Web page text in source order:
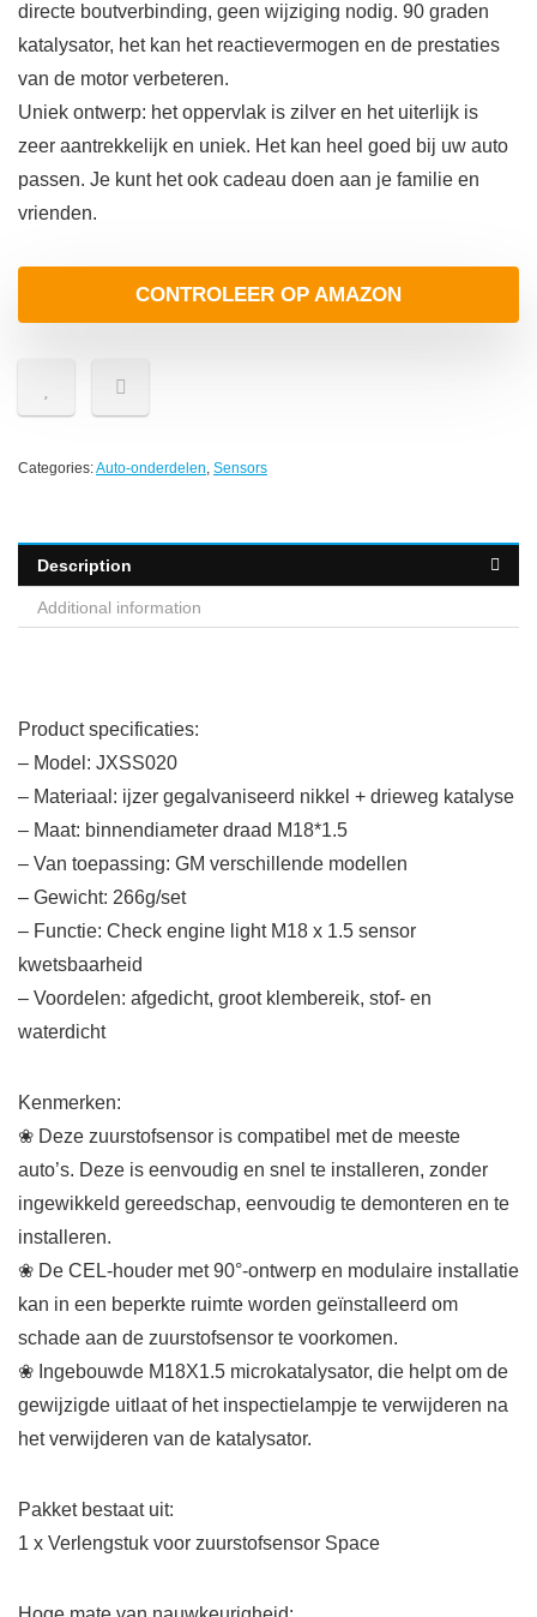
directe boutverbinding, geen wijziging nodig. 90 graden
katalysator, het kan het reactievermogen en de prestaties
van de motor verbeteren.
Uniek ontwerp: het oppervlak is zilver en het uiterlijk is
zeer aantrekkelijk en uniek. Het kan heel goed bij uw auto
passen. Je kunt het ook cadeau doen aan je familie en
vrienden.
CONTROLEER OP AMAZON
Categories:Auto-onderdelen, Sensors
Description
Additional information
Product specificaties:
– Model: JXSS020
– Materiaal: ijzer gegalvaniseerd nikkel + drieweg katalyse
– Maat: binnendiameter draad M18*1.5
– Van toepassing: GM verschillende modellen
– Gewicht: 266g/set
– Functie: Check engine light M18 x 1.5 sensor
kwetsbaarheid
– Voordelen: afgedicht, groot klembereik, stof- en
waterdicht
Kenmerken:
❀ Deze zuurstofsensor is compatibel met de meeste
auto’s. Deze is eenvoudig en snel te installeren, zonder
ingewikkeld gereedschap, eenvoudig te demonteren en te
installeren.
❀ De CEL-houder met 90°-ontwerp en modulaire installatie
kan in een beperkte ruimte worden geïnstalleerd om
schade aan de zuurstofsensor te voorkomen.
❀ Ingebouwde M18X1.5 microkatalysator, die helpt om de
gewijzigde uitlaat of het inspectielampje te verwijderen na
het verwijderen van de katalysator.
Pakket bestaat uit:
1 x Verlengstuk voor zuurstofsensor Space